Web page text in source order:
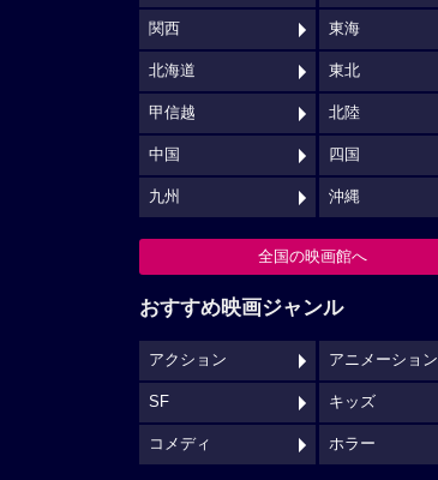
関西 東海
北海道 東北
甲信越 北陸
中国 四国
九州 沖縄
全国の映画館へ
おすすめ映画ジャンル
アクション アニメーション
SF キッズ
コメディ ホラー